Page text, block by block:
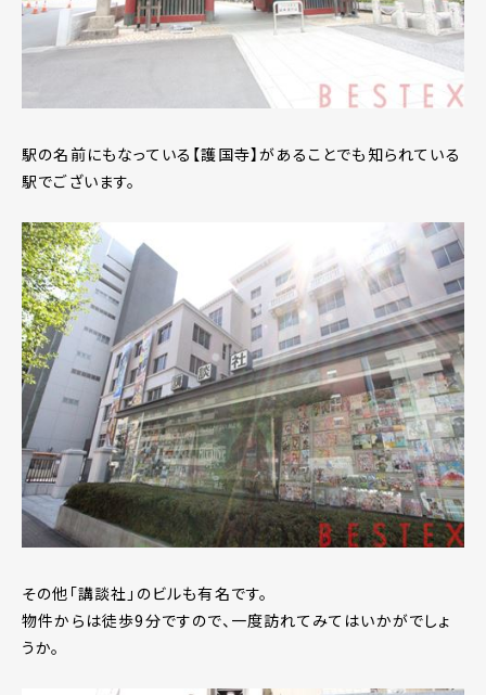
駅の名前にもなっている【護国寺】があることでも知られている
駅でございます。
その他「講談社」のビルも有名です。
物件からは徒歩9分ですので、一度訪れてみてはいかがでしょ
うか。